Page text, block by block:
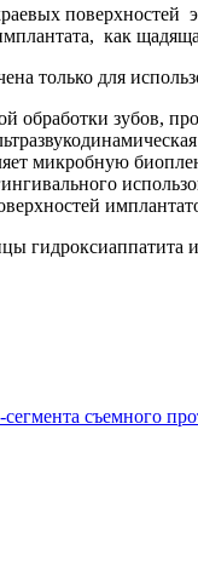
поверхностей
как
только для
обработки зубов,
микробную
гидроксиаппатита